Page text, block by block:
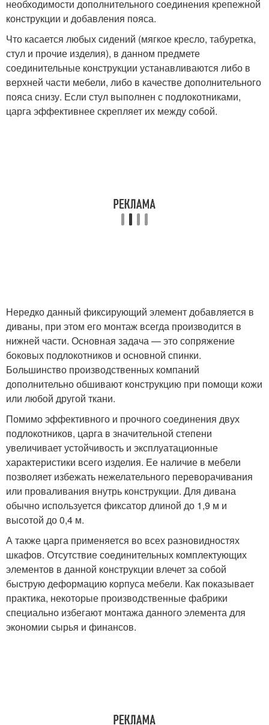
необходимости дополнительного соединения крепежной
конструкции и добавления пояса.
Что касается любых сидений (мягкое кресло, табуретка,
стул и прочие изделия), в данном предмете
соединительные конструкции устанавливаются либо в
верхней части мебели, либо в качестве дополнительного
пояса снизу. Если стул выполнен с подлокотниками,
царга эффективнее скрепляет их между собой.
Нередко данный фиксирующий элемент добавляется в
диваны, при этом его монтаж всегда производится в
нижней части. Основная задача — это сопряжение
боковых подлокотников и основной спинки.
Большинство производственных компаний
дополнительно обшивают конструкцию при помощи кожи
или любой другой ткани.
Помимо эффективного и прочного соединения двух
подлокотников, царга в значительной степени
увеличивает устойчивость и эксплуатационные
характеристики всего изделия. Ее наличие в мебели
позволяет избежать нежелательного переворачивания
или проваливания внутрь конструкции. Для дивана
обычно используется фиксатор длиной до 1,9 м и
высотой до 0,4 м.
А также царга применяется во всех разновидностях
шкафов. Отсутствие соединительных комплектующих
элементов в данной конструкции влечет за собой
быструю деформацию корпуса мебели. Как показывает
практика, некоторые производственные фабрики
специально избегают монтажа данного элемента для
экономии сырья и финансов.